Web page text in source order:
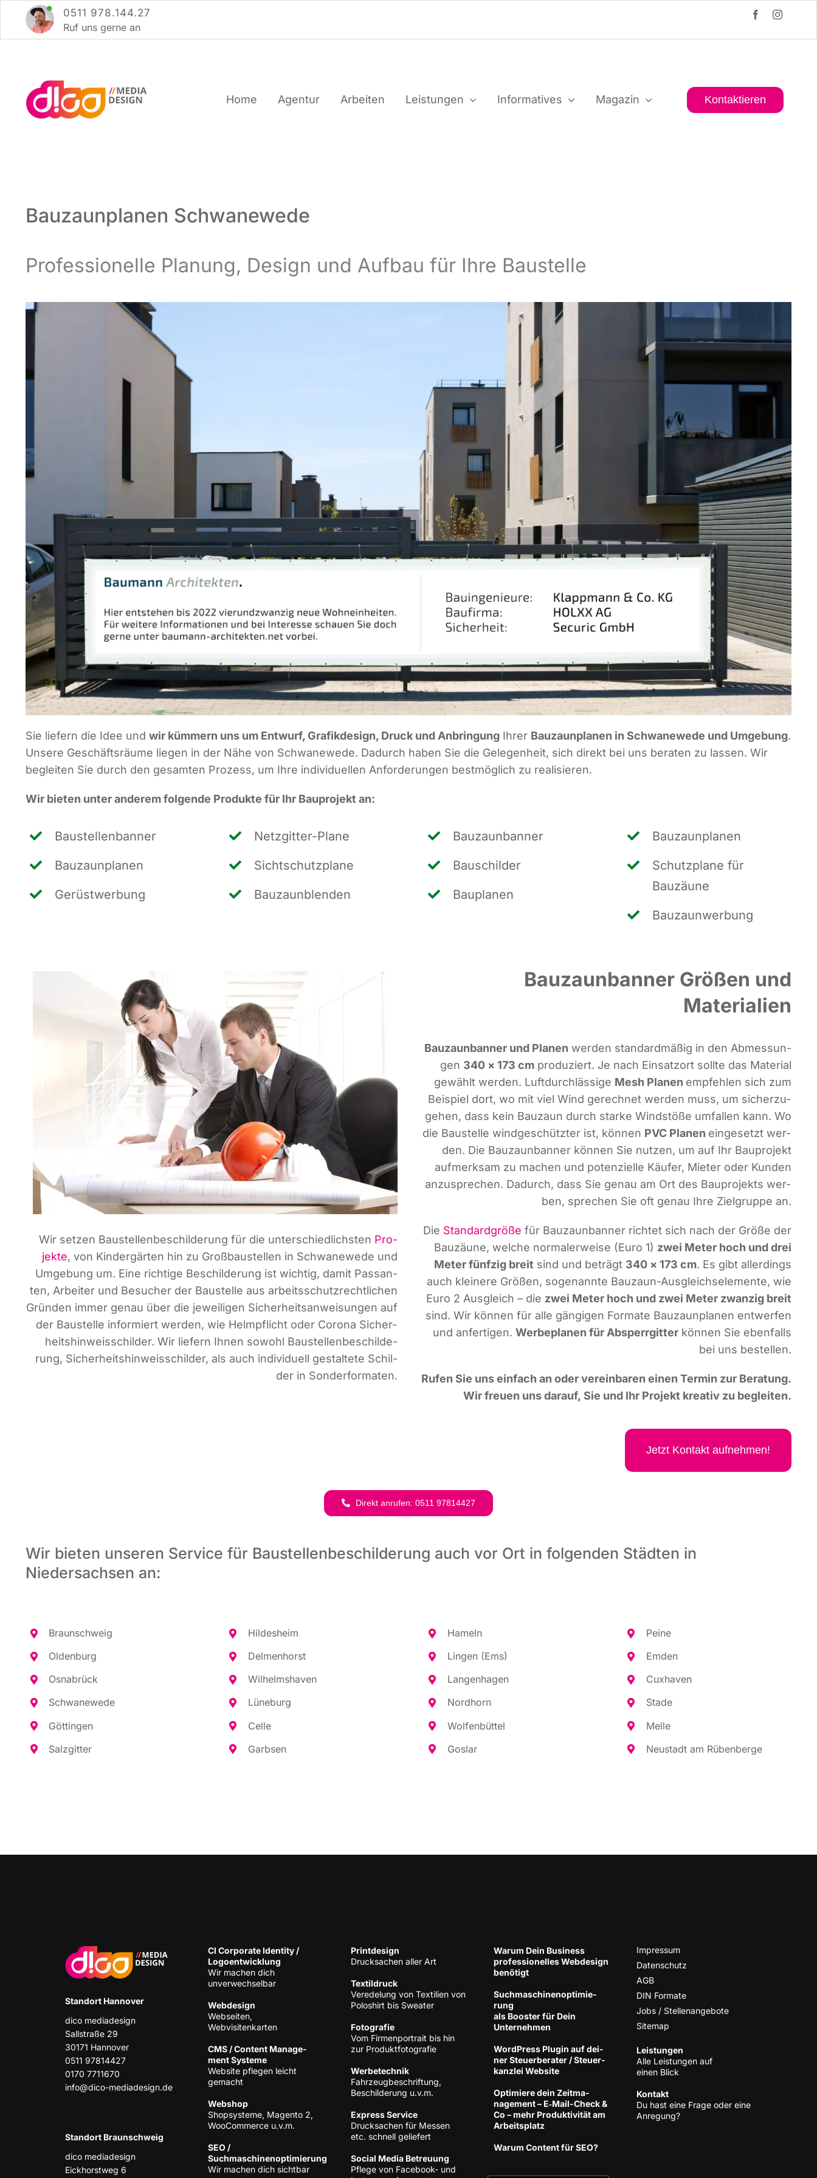
Inhalt
springen
0511 978.144.27
Ruf uns ger­ne an
Home Agen­tur Arbei­ten Leis­tun­gen Infor­ma­ti­ves Maga­zin Kon­tak­tie­ren
Bauzaunplanen Schwanewede
Pro­fes­sio­nel­le Pla­nung, Design und Auf­bau für Ihre Baustelle
Sie lie­fern die Idee und wir küm­mern uns um Ent­wurf, Gra­fik­de­sign, Druck und Anbrin­gungIhrer Bau­zaun­pla­nen in Schwa­ne­we­de und Umge­bung.
Unse­re Geschäfts­räu­me lie­gen in der Nähe von Schwa­ne­we­de. Dadurch haben Sie die Gele­gen­heit, sich direkt bei uns bera­ten zu las­sen. Wir
beglei­ten Sie durch den gesam­ten Pro­zess, um Ihre indi­vi­du­el­len Anfor­de­run­gen best­mög­lich zu realisieren.
Wir bie­ten unter ande­rem fol­gen­de Pro­duk­te für Ihr Bau­pro­jekt an:
Bau­stel­len­ban­ner
Bau­zaun­pla­nen
Gerüst­wer­bung
Netz­git­ter-Pla­ne
Sicht­schutz­pla­ne
Bau­zaun­blen­den
Bau­zaun­ban­ner
Bau­schil­der
Bau­pla­nen
Bau­zaun­pla­nen
Schutz­pla­ne für
Bauzäune
Bau­zaun­wer­bung
Wir set­zen Bau­stel­len­be­schil­de­rung für die unter­schied­lichs­ten Pro­
jek­te, von Kin­der­gär­ten hin zu Groß­bau­stel­len in Schwa­ne­we­de und
Umge­bung um. Eine rich­ti­ge Beschil­de­rung ist wich­tig, damit Pas­san­
ten, Arbei­ter und Besu­cher der Bau­stel­le aus arbeits­schutz­recht­li­chen
Grün­den immer genau über die jewei­li­gen Sicher­heits­an­wei­sun­gen auf
der Bau­stel­le infor­miert wer­den, wie Helm­pflicht oder Coro­na Sicher­
heits­hin­weis­schil­der. Wir lie­fern Ihnen sowohl Bau­stel­len­be­schil­de­
rung, Sicher­heits­hin­weis­schil­der, als auch indi­vi­du­ell gestal­te­te Schil­
der in Sonderformaten.
Bauzaunbanner Größen und
Materialien
Bau­zaun­ban­ner und Pla­nen wer­den stan­dard­mä­ßig in den Abmes­sun­
gen 340 × 173 cm pro­du­ziert. Je nach Ein­satz­ort soll­te das Mate­ri­al
gewählt wer­den. Luft­durch­läs­si­ge Mesh Pla­nen emp­feh­len sich zum
Bei­spiel dort, wo mit viel Wind gerech­net wer­den muss, um sicher­zu­
ge­hen, dass kein Bau­zaun durch star­ke Wind­stö­ße umfal­len kann. Wo
die Bau­stel­le wind­ge­schütz­ter ist, kön­nen PVC Pla­nen ein­ge­setzt wer­
den. Die Bau­zaun­ban­ner kön­nen Sie nut­zen, um auf Ihr Bau­pro­jekt
auf­merk­sam zu machen und poten­zi­el­le Käu­fer, Mie­ter oder Kun­den
anzu­spre­chen. Dadurch, dass Sie genau am Ort des Bau­pro­jekts wer­
ben, spre­chen Sie oft genau Ihre Ziel­grup­pe an.
Die Stan­dard­grö­ße für Bau­zaun­ban­ner rich­tet sich nach der Grö­ße der
Bau­zäu­ne, wel­che nor­ma­ler­wei­se (Euro 1) zwei Meter hoch und drei
Meter fünf­zig breit sind und beträgt 340 × 173 cm. Es gibt aller­dings
auch klei­ne­re Grö­ßen, soge­nann­te Bau­zaun-Aus­gleichs­ele­men­te, wie
Euro 2 Aus­gleich – die zwei Meter hoch und zwei Meter zwan­zig breit
sind. Wir kön­nen für alle gän­gi­gen For­ma­te Bau­zaun­pla­nen ent­wer­fen
und anfer­ti­gen.Wer­be­pla­nen für Absperr­git­ter kön­nen Sie eben­falls
bei uns bestellen.
Rufen Sie uns ein­fach an oder ver­ein­ba­ren einen Ter­min zur Bera­tung.
Wir freu­en uns dar­auf, Sie und Ihr Pro­jekt krea­tiv zu begleiten.
Jetzt Kon­takt aufnehmen!
Direkt anru­fen: 0511 97814427
Wir bieten unseren Service für Baustellenbeschilderung auch vor Ort in folgenden Städten in
Niedersachsen an:
Braun­schweig
Olden­burg
Osna­brück
Schwa­ne­we­de
Göt­tin­gen
Salz­git­ter
Hil­des­heim
Del­men­horst
Wil­helms­ha­ven
Lüne­burg
Cel­le
Garb­sen
Hameln
Lin­gen (Ems)
Lan­gen­ha­gen
Nord­horn
Wol­fen­büt­tel
Gos­lar
Pei­ne
Emden
Cux­ha­ven
Sta­de
Mel­le
Neu­stadt am Rübenberge
Stand­ort Hannover
dico media­de­sign
Sall­stra­ße 29
30171 Han­no­ver
0511 97814427
0170 7711670
info@dico-mediadesign.de
Stand­ort Braunschweig
dico media­de­sign
Eick­horst­weg 6
CI Cor­po­ra­te Iden­ti­ty /
Logoentwicklung
Wir machen dich
unverwechselbar
Web­de­sign
Web­sei­ten,
Webvisitenkarten
CMS / Con­tent Manage­
ment Systeme
Web­site pfle­gen leicht
gemacht
Web­shop
Shop­sys­te­me, Magen­to 2,
Woo­Com­mer­ce u.v.m.
SEO /
Suchmaschinenoptimierung
Wir machen dich sichtbar
Print­de­sign
Druck­sa­chen aller Art
Tex­til­druck
Ver­ede­lung von Tex­ti­li­en von
Polo­shirt bis Sweater
Foto­gra­fie
Vom Fir­men­por­trait bis hin
zur Produktfotografie
Wer­be­tech­nik
Fahr­zeug­be­schrif­tung,
Beschil­de­rung u.v.m.
Express Ser­vice
Druck­sa­chen für Mes­sen
etc. schnell geliefert
Social Media Betreuung
Pfle­ge von Face­book- und
War­um Dein Business
pro­fes­sio­nel­les Web­de­sign
benötigt
Such­ma­schi­nen­op­ti­mie­
rung
als Boos­ter für Dein
Unternehmen
Word­Press Plug­in auf dei­
ner Steu­er­be­ra­ter / Steu­er­
kanz­lei Website
Opti­mie­re dein Zeit­ma­
nage­ment – E‑Mail-Check &
Co – mehr Pro­duk­ti­vi­tät am
Arbeitsplatz
War­um Con­tent für SEO?
Impres­sum
Daten­schutz
AGB
DIN For­ma­te
Jobs / Stellenangebote
Site­map
Leis­tun­gen
Alle Leis­tun­gen auf
einen Blick
Kon­takt
Du hast eine Fra­ge oder eine
Anregung?